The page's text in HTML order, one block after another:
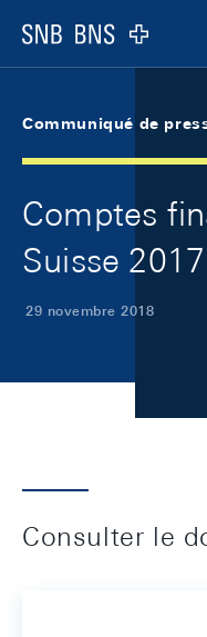
Logo
Communiqué de
Comptes
Suisse 2017
29 novembre 2018
Consulter le